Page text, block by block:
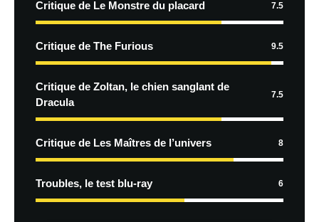
Critique de Le Monstre du placard 7.5
Critique de The Furious 9.5
Critique de Zoltan, le chien sanglant de
Dracula
7.5
Critique de Les Maîtres de l’univers 8
Troubles, le test blu-ray 6